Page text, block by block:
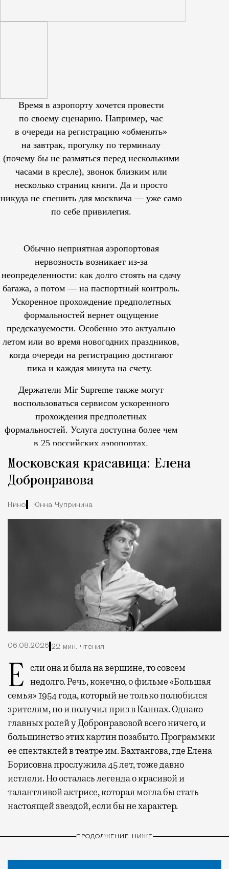
Время в аэропорту хочется провести
по своему сценарию. Например, час
в очереди на регистрацию «обменять»
на завтрак, прогулку по терминалу
(почему бы не размяться перед несколькими
часами в кресле), звонок близким или
несколько страниц книги. Да и просто
никуда не спешить для москвича — уже само
по себе привилегия.
Обычно неприятная аэропортовая
нервозность возникает из-за
неопределенности: как долго стоять на сдачу
багажа, а потом — на паспортный контроль.
Ускоренное прохождение предполетных
формальностей вернет ощущение
предсказуемости. Особенно это актуально
летом или во время новогодних праздников,
когда очереди на регистрацию достигают
пика и каждая минута на счету.
Держатели Mir Supreme также могут
воспользоваться сервисом ускоренного
прохождения предполетных
формальностей. Услуга доступна более чем
в 25 российских аэропортах.
Московская красавица: Елена
Добронравова
Кино Юнна Чупринина
06.08.2026 22 мин. чтения
Если она и была на вершине, то совсем недолго. Речь, конечно, о фильме «Большая
семья» 1954 года, который не только полюбился
зрителям, но и получил приз в Каннах. Однако
главных ролей у Добронравовой всего ничего, и
большинство этих картин позабыто. Программки
ее спектаклей в театре им. Вахтангова, где Елена
Борисовна прослужила 45 лет, тоже давно
истлели. Но осталась легенда о красивой и
талантливой актрисе, которая могла бы стать
настоящей звездой, если бы не характер.
ПРОДОЛЖЕНИЕ НИЖЕ